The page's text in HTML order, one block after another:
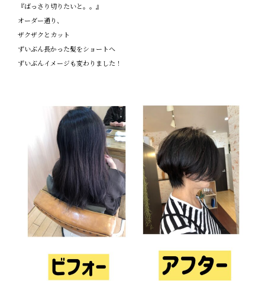
『ばっさり切りたいと。。』
オーダー通り、
ザクザクとカット
ずいぶん長かった髪をショートへ
ずいぶんイメージも変わりました！